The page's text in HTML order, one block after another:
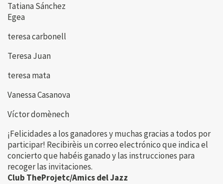
Tatiana Sánchez
Egea
teresa carbonell
Teresa Juan
teresa mata
Vanessa Casanova
Víctor domènech
¡Felicidades a los ganadores y muchas gracias a todos por
participar! Recibirèis un correo electrónico que indica el
concierto que habéis ganado y las instrucciones para
recoger las invitaciones.
Club TheProjetc/Amics del Jazz